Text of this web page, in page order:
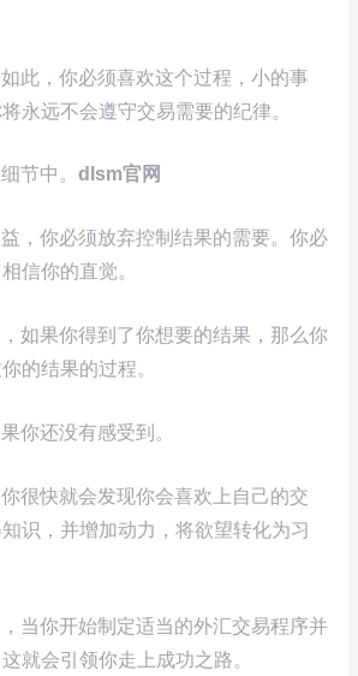
此，你必须喜欢这个过程，小的事
永远不会遵守交易需要的纪律。
节中。 dlsm官网
，你必须放弃控制结果的需要。你必
信你的直觉。
如果你得到了你想要的结果，那么你
的结果的过程。
你还没有感受到。
很快就会发现你会喜欢上自己的交
识，并增加动力，将欲望转化为习
当你开始制定适当的外汇交易程序并
就会引领你走上成功之路。